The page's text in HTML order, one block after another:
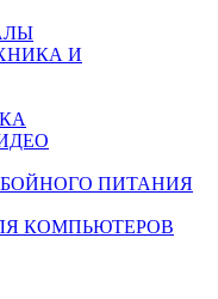
И
ПИТАНИЯ
КОМПЬЮТЕРОВ